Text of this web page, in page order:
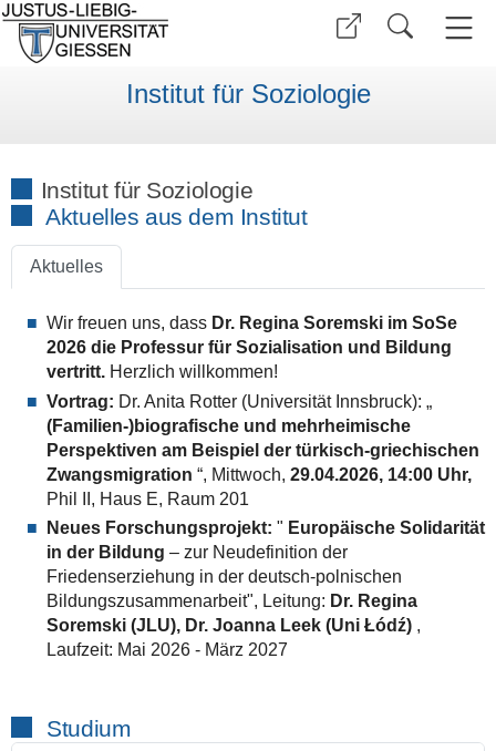
Institut für Soziologie
Institut für Soziologie
Aktuelles aus dem Institut
Aktuelles
Wir freuen uns, dass Dr. Regina Soremski im SoSe
2026 die Professur für Sozialisation und Bildung
vertritt. Herzlich willkommen!
Vortrag: Dr. Anita Rotter (Universität Innsbruck): „
(Familien-)biografische und mehrheimische
Perspektiven am Beispiel der türkisch-griechischen
Zwangsmigration “, Mittwoch, 29.04.2026, 14:00 Uhr,
Phil II, Haus E, Raum 201
Neues Forschungsprojekt: " Europäische Solidarität
in der Bildung – zur Neudefinition der
Friedenserziehung in der deutsch-polnischen
Bildungszusammenarbeit", Leitung: Dr. Regina
Soremski (JLU), Dr. Joanna Leek (Uni Łódź) ,
Laufzeit: Mai 2026 - März 2027
Studium